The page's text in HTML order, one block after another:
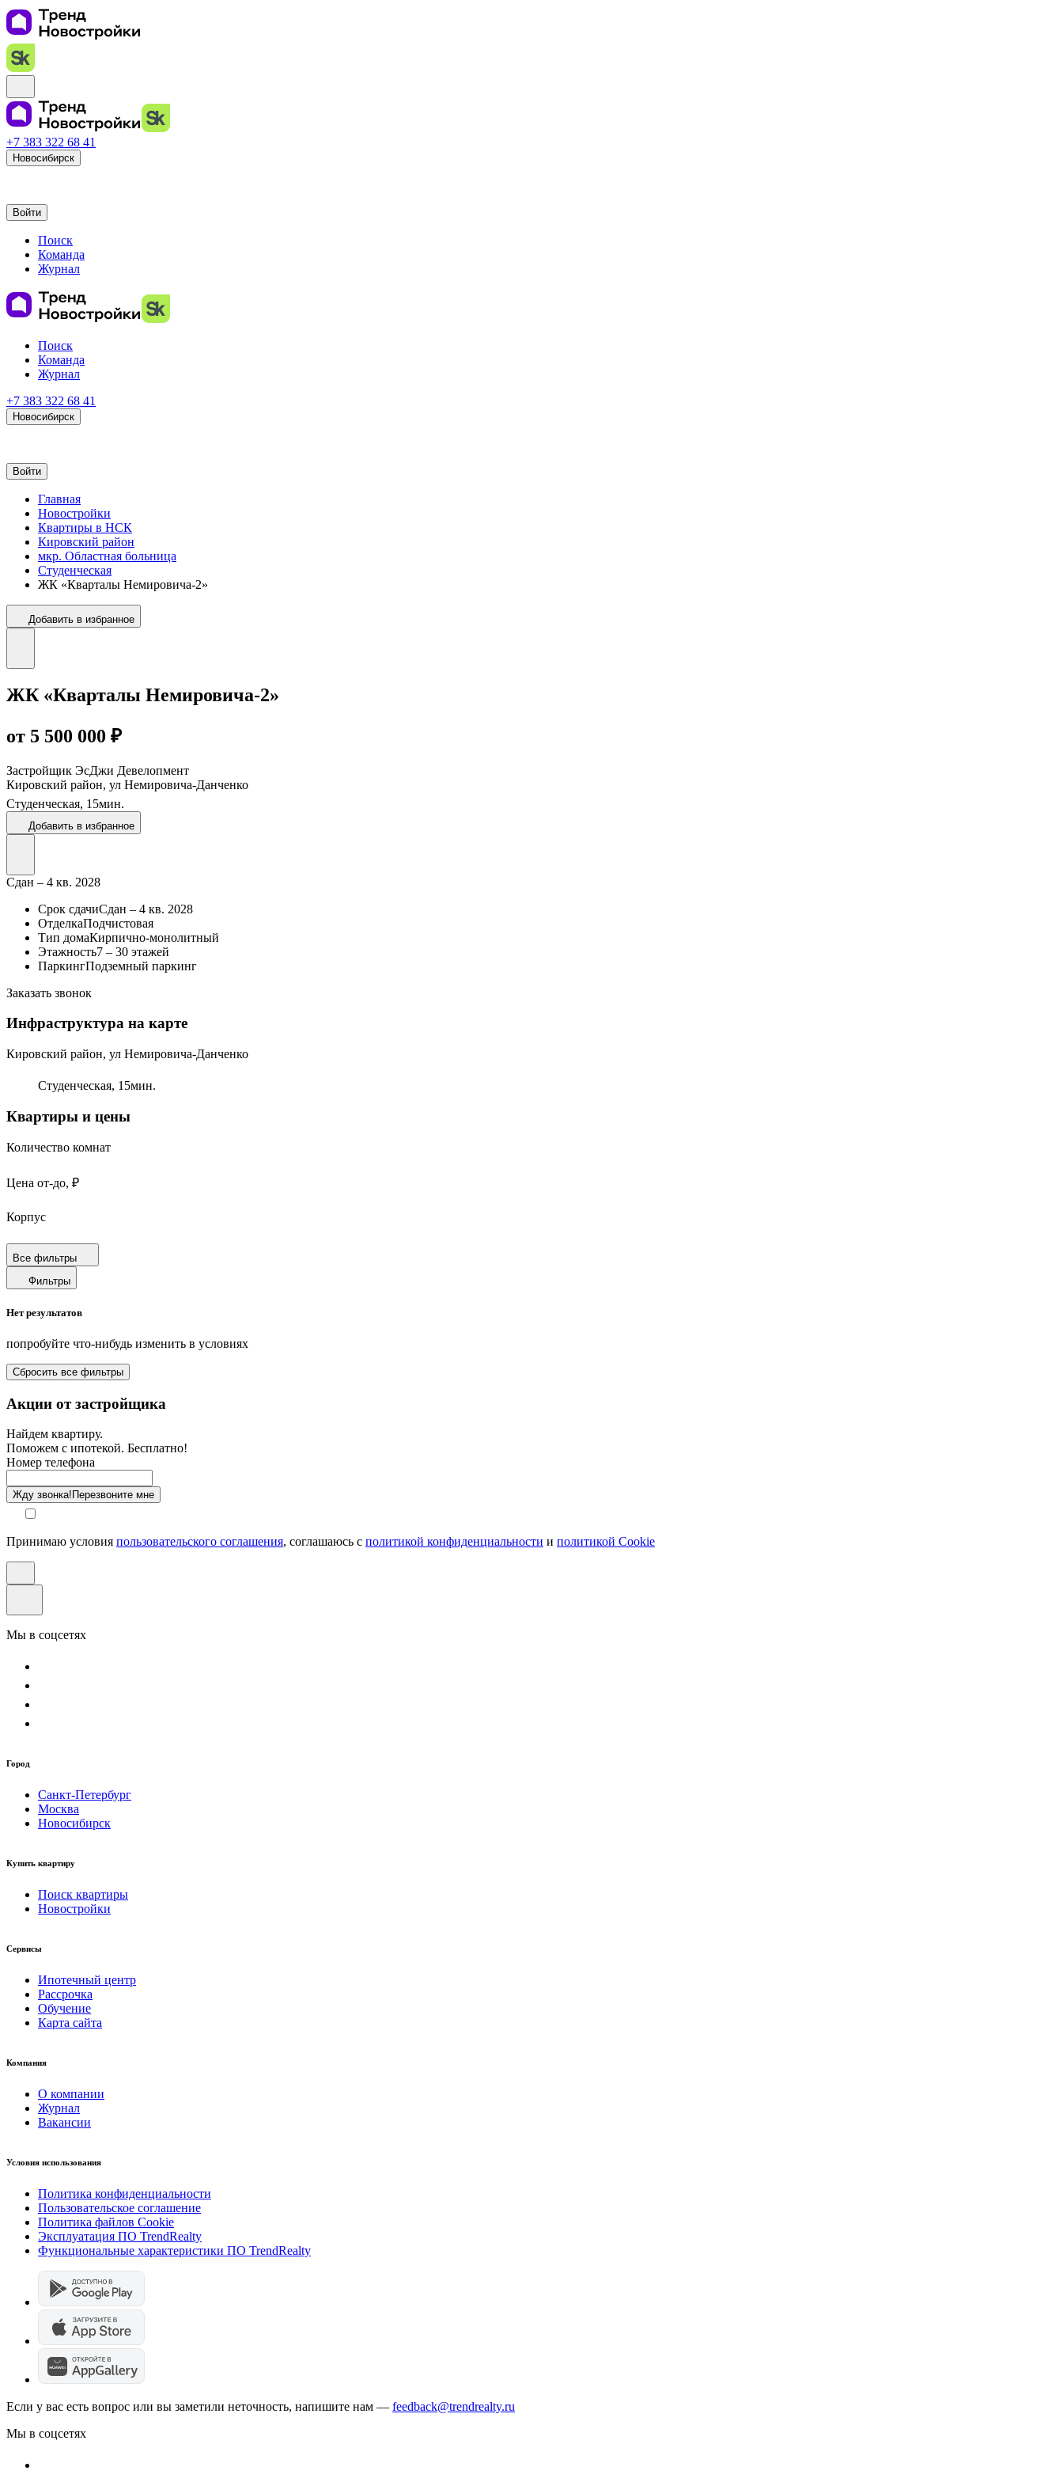
+7 383 322 68 41
Новосибирск
Войти
Поиск
Команда
Журнал
Поиск
Команда
Журнал
+7 383 322 68 41
Новосибирск
Войти
Главная
Новостройки
Квартиры в НСК
Кировский район
мкр. Областная больница
Студенческая
ЖК «Кварталы Немировича-2»
Добавить в избранное
ЖК «Кварталы Немировича-2»
от 5 500 000 ₽
Застройщик ЭсДжи Девелопмент
Кировский район, ул Немировича-Данченко
Студенческая, 15мин.
Добавить в избранное
Сдан – 4 кв. 2028
Срок сдачиСдан – 4 кв. 2028
ОтделкаПодчистовая
Тип домаКирпично-монолитный
Этажность7 – 30 этажей
ПаркингПодземный паркинг
Заказать звонок
Инфраструктура на карте
Кировский район, ул Немировича-Данченко
Студенческая, 15мин.
Квартиры и цены
Количество комнат
Цена от-до, ₽
Корпус
Срок сдачи
Площадь от-до, м²
Площадь кухни от-до, м²
Площадь балкона от-до, м²
Санузел
Этаж
Способ оплаты
Все фильтры
Фильтры
Нет результатов
попробуйте что-нибудь изменить в условиях
Сбросить все фильтры
Акции от застройщика
Найдем квартиру.
Поможем с ипотекой. Бесплатно!
Номер телефона
Жду звонка! Перезвоните мне
Принимаю условия пользовательского соглашения, соглашаюсь с политикой конфиденциальности и политикой Cookie
Мы в соцсетях
Город
Санкт-Петербург
Москва
Новосибирск
Купить квартиру
Поиск квартиры
Новостройки
Сервисы
Ипотечный центр
Рассрочка
Обучение
Карта сайта
Компания
О компании
Журнал
Вакансии
Условия использования
Политика конфиденциальности
Пользовательское соглашение
Политика файлов Cookie
Эксплуатация ПО TrendRealty
Функциональные характеристики ПО TrendRealty
Если у вас есть вопрос или вы заметили неточность, напишите нам — feedback@trendrealty.ru
Мы в соцсетях